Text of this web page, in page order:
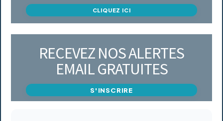
CLIQUEZ ICI
RECEVEZ NOS ALERTES
EMAIL GRATUITES
S'INSCRIRE